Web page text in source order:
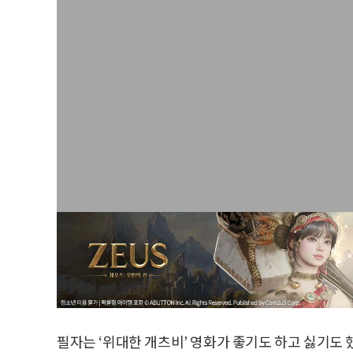
필자는 ‘위대한 개츠비’ 영화가 좋기도 하고 싫기도